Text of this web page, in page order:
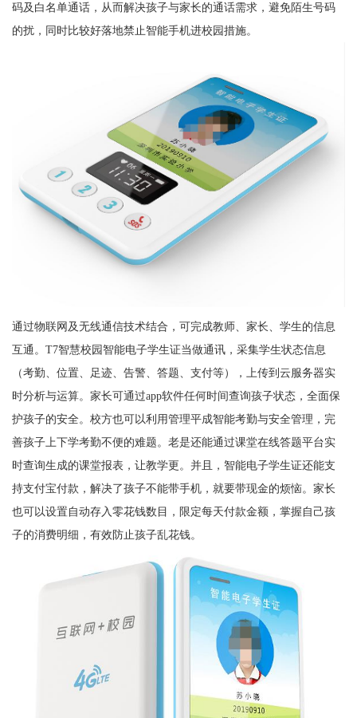
码及白名单通话，从而解决孩子与家长的通话需求，避免陌生号码
的扰，同时比较好落地禁止智能手机进校园措施。
通过物联网及无线通信技术结合，可完成教师、家长、学生的信息
互通。T7智慧校园智能电子学生证当做通讯，采集学生状态信息
（考勤、位置、足迹、告警、答题、支付等），上传到云服务器实
时分析与运算。家长可通过app软件任何时间查询孩子状态，全面保
护孩子的安全。校方也可以利用管理平成智能考勤与安全管理，完
善孩子上下学考勤不便的难题。老是还能通过课堂在线答题平台实
时查询生成的课堂报表，让教学更。并且，智能电子学生证还能支
持支付宝付款，解决了孩子不能带手机，就要带现金的烦恼。家长
也可以设置自动存入零花钱数目，限定每天付款金额，掌握自己孩
子的消费明细，有效防止孩子乱花钱。